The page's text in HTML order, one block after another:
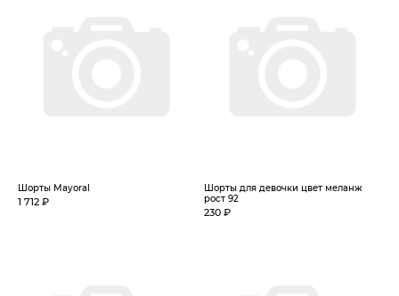
Шорты Mayoral
1 712 ₽
Шорты для девочки цвет меланж
рост 92
230 ₽